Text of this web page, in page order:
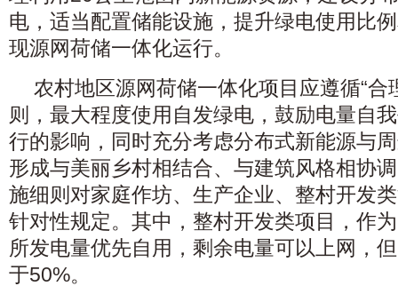
电，适当配置储能设施，提升绿电使用比
现源网荷储一体化运行。
农村地区源网荷储一体化项目应遵循“合
则，最大程度使用自发绿电，鼓励电量自
行的影响，同时充分考虑分布式新能源与
形成与美丽乡村相结合、与建筑风格相协
施细则对家庭作坊、生产企业、整村开发
针对性规定。其中，整村开发类项目，作
所发电量优先自用，剩余电量可以上网，
于50%。